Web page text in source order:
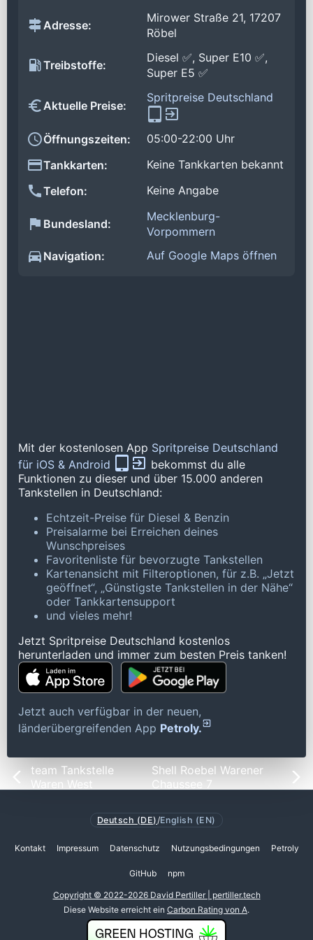
Adresse:
Mirower Straße 21, 17207
Röbel
Treibstoffe:
Diesel ✅, Super E10 ✅,
Super E5 ✅
Aktuelle Preise:
Spritpreise Deutschland
Öffnungszeiten:
05:00-22:00 Uhr
Tankkarten:
Keine Tankkarten bekannt
Telefon:
Keine Angabe
Bundesland:
Mecklenburg-
Vorpommern
Navigation:
Auf Google Maps öffnen
Mit der kostenlosen App Spritpreise Deutschland
für iOS & Android
bekommst du alle
Funktionen zu dieser und über 15.000 anderen
Tankstellen in Deutschland:
Echtzeit-Preise für Diesel & Benzin
Preisalarme bei Erreichen deines
Wunschpreises
Favoritenliste für bevorzugte Tankstellen
Kartenansicht mit Filteroptionen, für z.B. „Jetzt
geöffnet“, „Günstigste Tankstellen in der Nähe“
oder Tankkartensupport
und vieles mehr!
Jetzt Spritpreise Deutschland kostenlos
herunterladen und immer zum besten Preis tanken!
Jetzt auch verfügbar in der neuen,
länderübergreifenden App Petroly.
team Tankstelle
Waren West
Shell Roebel Warener
Chaussee 7
Deutsch (DE) /English (EN)
Kontakt Impressum Datenschutz Nutzungsbedingungen Petroly
GitHub npm
Copyright © 2022-2026 David Pertiller | pertiller.tech
Diese Website erreicht ein Carbon Rating von A.